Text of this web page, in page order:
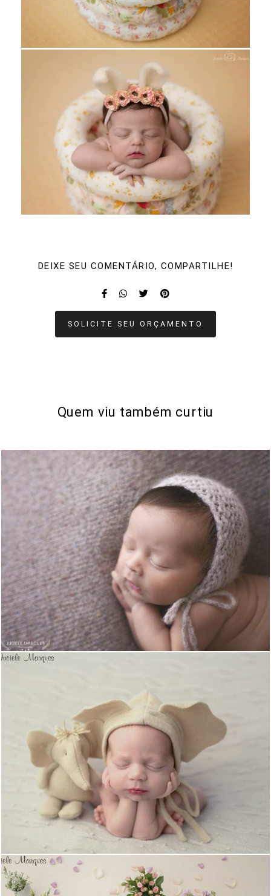
DEIXE SEU COMENTÁRIO, COMPARTILHE!
SOLICITE SEU ORÇAMENTO
Quem viu também curtiu
808 0
1308 1